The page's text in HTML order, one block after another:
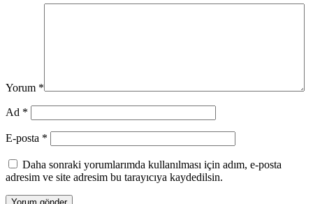
Yorum *
Ad *
E-posta *
Daha sonraki yorumlarımda kullanılması için adım, e-posta
adresim ve site adresim bu tarayıcıya kaydedilsin.